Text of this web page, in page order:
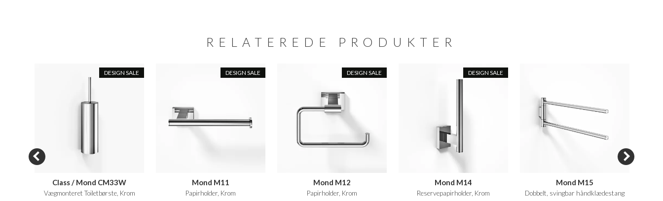
RELATEREDE PRODUKTER
DESIGN SALE
Class / Mond CM33W
Vægmonteret Toiletbørste, Krom
DESIGN SALE
Mond M11
Papirholder, Krom
DESIGN SALE
Mond M12
Papirholder, Krom
DESIGN SALE
Mond M14
Reservepapirholder, Krom
Mond M15
Dobbelt, svingbar håndklædestang